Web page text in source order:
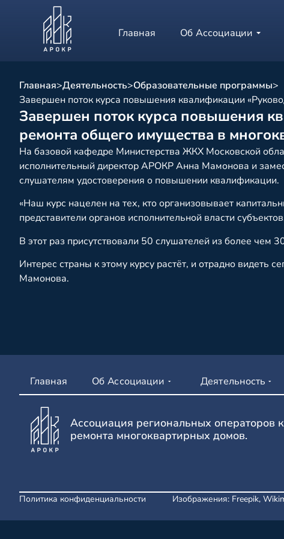
Главная Об Ассоциации
Главная>Деятельность>Образовательные программы>
Завершен поток курса повышения квалификации
Завершен поток курса повышения
ремонта общего имущества в
На базовой кафедре Министерства ЖКХ Московской
исполнительный директор АРОКР Анна Мамонова и
слушателям удостоверения о повышении квалификации.
«Наш курс нацелен на тех, кто организовывает
представители органов исполнительной власти
В этот раз присутствовали 50 слушателей из более
Интерес страны к этому курсу растёт, и отрадно видеть
Мамонова.
Главная Об Ассоциации Деятельность
Ассоциация региональных операторов
ремонта многоквартирных домов.
Политика конфиденциальности Изображения: Freepik,